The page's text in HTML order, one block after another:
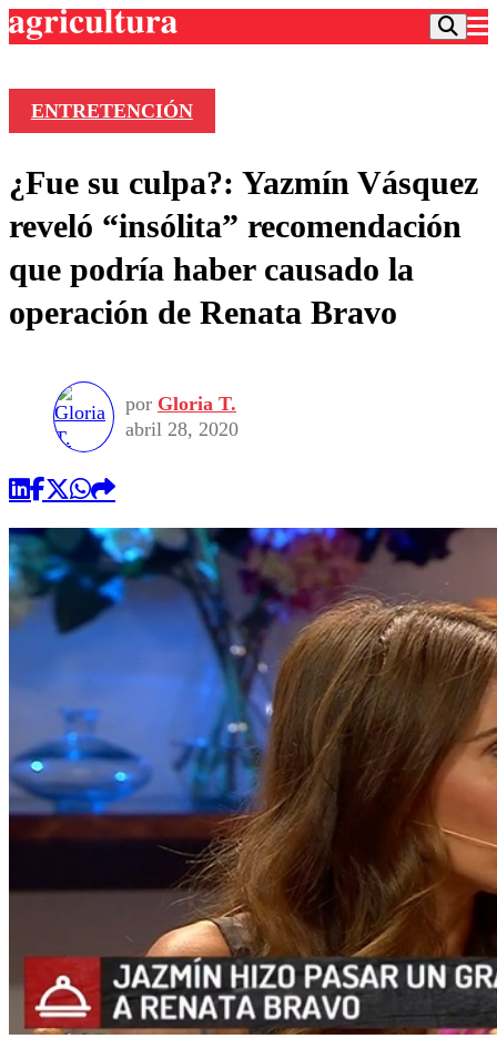
Frecuencias
Agricultura TV
Deportes
Colo Colo
Motor
Torneo Internacional
Torneo Nacional
Entretención
Noticias
Internacional
Nacional
Vida Social
Programas
Comercial
ENTRETENCIÓN
¿Fue su culpa?: Yazmín Vásquez
reveló “insólita” recomendación
que podría haber causado la
operación de Renata Bravo
por Gloria T.
abril 28, 2020